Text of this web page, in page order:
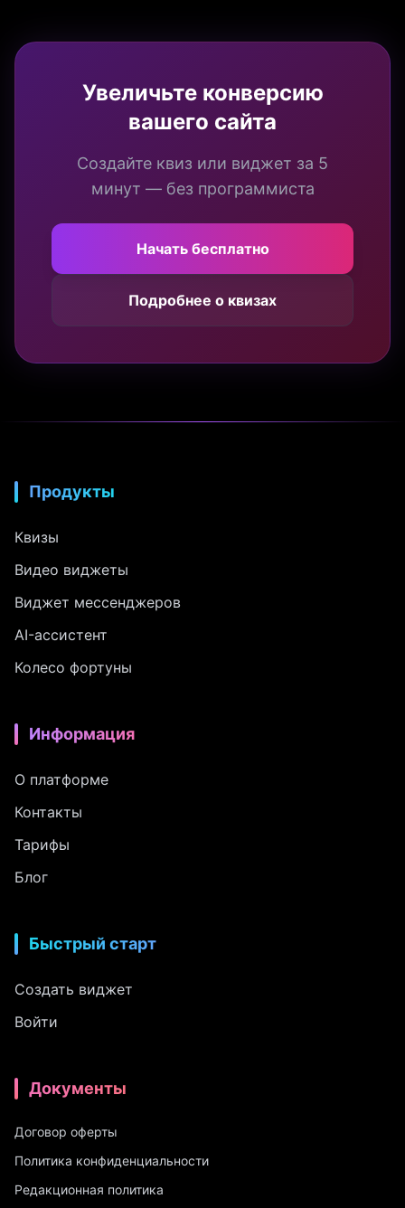
Увеличьте конверсию
вашего сайта
Создайте квиз или виджет за 5
минут — без программиста
Начать бесплатно
Подробнее о квизах
Продукты
Квизы
Видео виджеты
Виджет мессенджеров
AI-ассистент
Колесо фортуны
Информация
О платформе
Контакты
Тарифы
Блог
Быстрый старт
Создать виджет
Войти
Документы
Договор оферты
Политика конфиденциальности
Редакционная политика